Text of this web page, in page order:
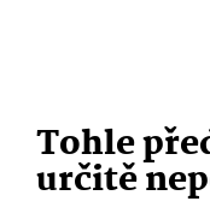
Tohle
určitě